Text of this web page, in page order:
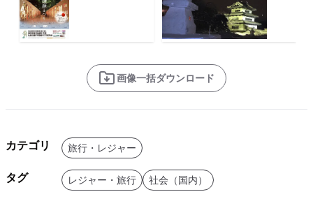
画像一括ダウンロード
カテゴリ 旅行・レジャー
タグ レジャー・旅行 社会（国内）